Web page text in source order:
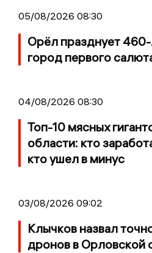
05/08/2026 08:30
Орёл празднует 460-
город первого
04/08/2026 08:30
Топ-10 мясных
области: кто
кто ушел в минус
03/08/2026 09:02
Клычков назвал
дронов в Орловской